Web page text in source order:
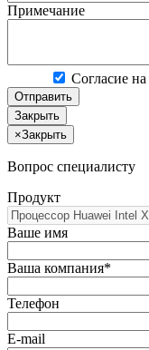
Примечание
Согласие на
Отправить
Закрыть
×Закрыть
Вопрос специалисту
Продукт
Ваше имя
Ваша компания*
Телефон
E-mail